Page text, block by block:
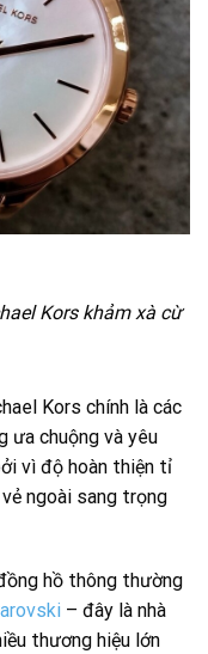
Kors khảm xà cừ
Kors chính là các
ưa chuộng và yêu
vì độ hoàn thiện tỉ
ngoài sang trọng
hồ thông thường
– đây là nhà
thương hiệu lớn